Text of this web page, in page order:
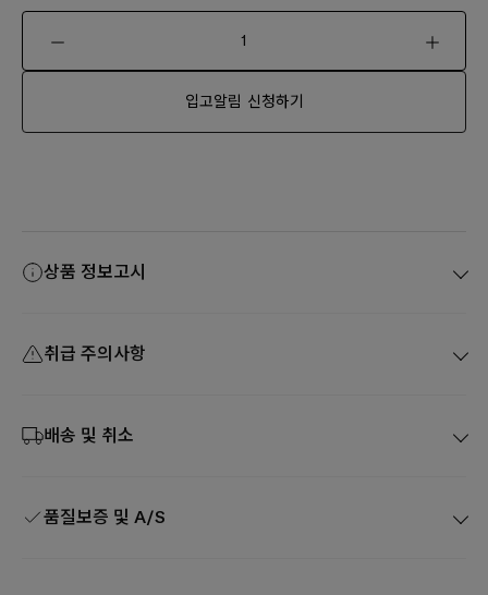
상품 정보고시
취급 주의사항
배송 및 취소
품질보증 및 A/S
입고알림 신청하기